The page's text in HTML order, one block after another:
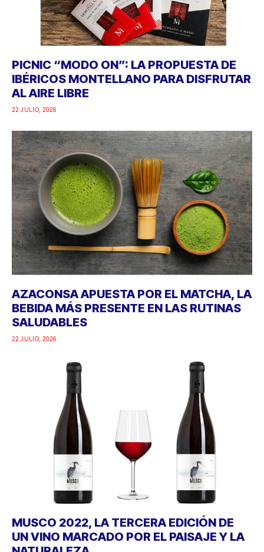
PICNIC “MODO ON”: LA PROPUESTA DE
IBÉRICOS MONTELLANO PARA DISFRUTAR
AL AIRE LIBRE
22 JULIO, 2026
AZACONSA APUESTA POR EL MATCHA, LA
BEBIDA MÁS PRESENTE EN LAS RUTINAS
SALUDABLES
22 JULIO, 2026
MUSCO 2022, LA TERCERA EDICIÓN DE
UN VINO MARCADO POR EL PAISAJE Y LA